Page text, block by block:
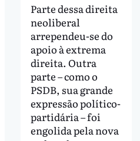
Parte dessa direita
neoliberal
arrependeu-se do
apoio à extrema
direita. Outra
parte – como o
PSDB, sua grande
expressão político-
partidária – foi
engolida pela nova